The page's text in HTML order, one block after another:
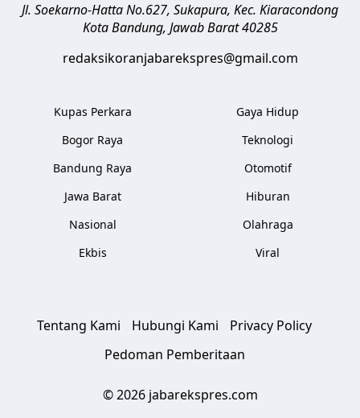
Jl. Soekarno-Hatta No.627, Sukapura, Kec. Kiaracondong
Kota Bandung, Jawab Barat 40285
redaksikoranjabarekspres@gmail.com
Kupas Perkara
Bogor Raya
Bandung Raya
Jawa Barat
Nasional
Ekbis
Gaya Hidup
Teknologi
Otomotif
Hiburan
Olahraga
Viral
Tentang Kami Hubungi Kami
Privacy Policy
Pedoman Pemberitaan
© 2026 jabarekspres.com